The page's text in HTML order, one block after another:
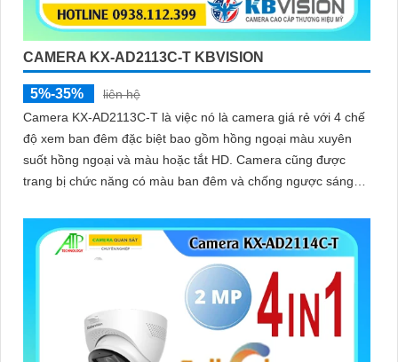
CAMERA KX-AD2113C-T KBVISION
5%-35%
liên hệ
Camera KX-AD2113C-T là việc nó là camera giá rẻ với 4 chế
độ xem ban đêm đặc biệt bao gồm hồng ngoại màu xuyên
suốt hồng ngoại và màu hoặc tắt HD. Camera cũng được
trang bị chức năng có màu ban đêm và chống ngược sáng